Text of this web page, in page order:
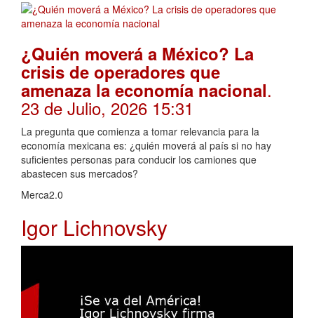
¿Quién moverá a México? La
crisis de operadores que
amenaza la economía nacional.
23 de Julio, 2026 15:31
La pregunta que comienza a tomar relevancia para la
economía mexicana es: ¿quién moverá al país si no hay
suficientes personas para conducir los camiones que
abastecen sus mercados?
Merca2.0
Igor Lichnovsky